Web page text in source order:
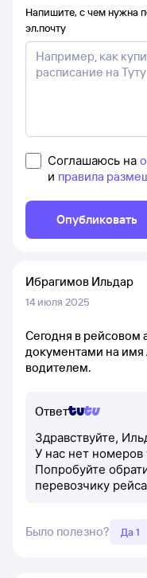
Напишите, с чем нужна
эл.почту
Соглашаюсь на
и правила
Опубликовать
Ибрагимов Ильдар
14 июля 2025
Сегодня в рейсовом
документами на имя
водителем.
Ответ
Здравствуйте,
У нас нет
Попробуйте
перевозчику
Было полезно? Да 1